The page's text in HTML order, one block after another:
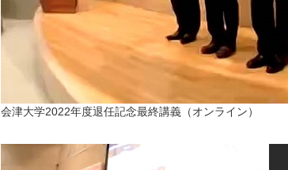
会津大学2022年度退任記念最終講義（オンライン）